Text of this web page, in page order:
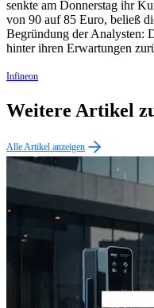
senkte am Donnerstag ihr
von 90 auf 85 Euro, beließ
Begründung der Analysten:
hinter ihren Erwartungen
Infineon
Weitere Artikel
Alle Artikel anzeigen